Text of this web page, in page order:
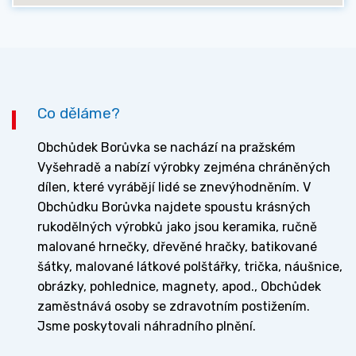
Co děláme?
Obchůdek Borůvka se nachází na pražském
Vyšehradě a nabízí výrobky zejména chráněných
dílen, které vyrábějí lidé se znevýhodněním. V
Obchůdku Borůvka najdete spoustu krásných
rukodělných výrobků jako jsou keramika, ručně
malované hrnečky, dřevěné hračky, batikované
šátky, malované látkové polštářky, trička, náušnice,
obrázky, pohlednice, magnety, apod., Obchůdek
zaměstnává osoby se zdravotním postižením.
Jsme poskytovali náhradního plnění.